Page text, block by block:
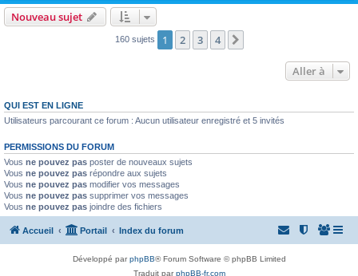
Nouveau sujet
160 sujets 1 2 3 4
Aller à
QUI EST EN LIGNE
Utilisateurs parcourant ce forum : Aucun utilisateur enregistré et 5 invités
PERMISSIONS DU FORUM
Vous ne pouvez pas poster de nouveaux sujets
Vous ne pouvez pas répondre aux sujets
Vous ne pouvez pas modifier vos messages
Vous ne pouvez pas supprimer vos messages
Vous ne pouvez pas joindre des fichiers
Accueil Portail Index du forum
Développé parphpBB® Forum Software © phpBB Limited
Traduit parphpBB-fr.com